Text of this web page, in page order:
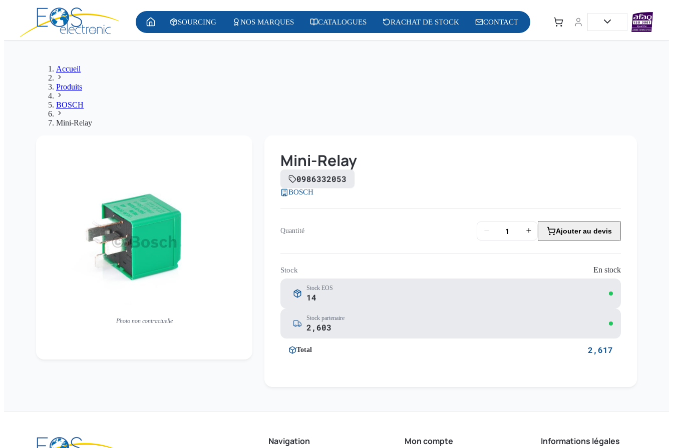
SOURCING NOS MARQUES CATALOGUES RACHAT DE STOCK CONTACT
Accueil
Produits
BOSCH
Mini-Relay
Photo non contractuelle
Mini-Relay
0986332053
BOSCH
Quantité Ajouter au devis
Stock En stock
Stock EOS
14
Stock partenaire
2,603
Total 2,617
Navigation Mon compte Informations légales